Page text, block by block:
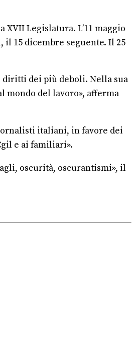
Legislatura. L’11 maggio
15 dicembre seguente. Il 25
diritti dei più deboli. Nella sua
mondo del lavoro», afferma
italiani, in favore dei
e ai familiari».
oscurità, oscurantismi», il